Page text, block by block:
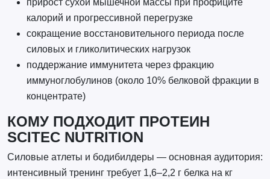
калорий и прогрессивной перегрузке
сокращение восстановительного периода после
силовых и гликолитических нагрузок
поддержание иммунитета через фракцию
иммуноглобулинов (около 10% белковой фракции в
концентрате)
КОМУ ПОДХОДИТ ПРОТЕИН
SCITEC NUTRITION
Силовые атлеты и бодибилдеры — основная аудитория:
интенсивный тренинг требует 1,6–2,2 г белка на кг